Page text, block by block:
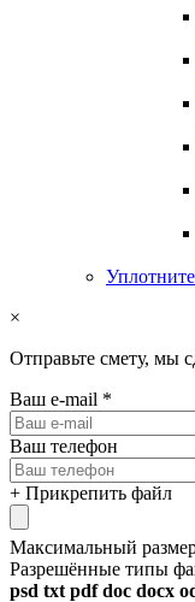
×
Отправьте смету, мы
Ваш e-mail *
Ваш телефон
+ Прикрепить файл
Максимальный
Разрешённые типы
psd txt pdf doc docx